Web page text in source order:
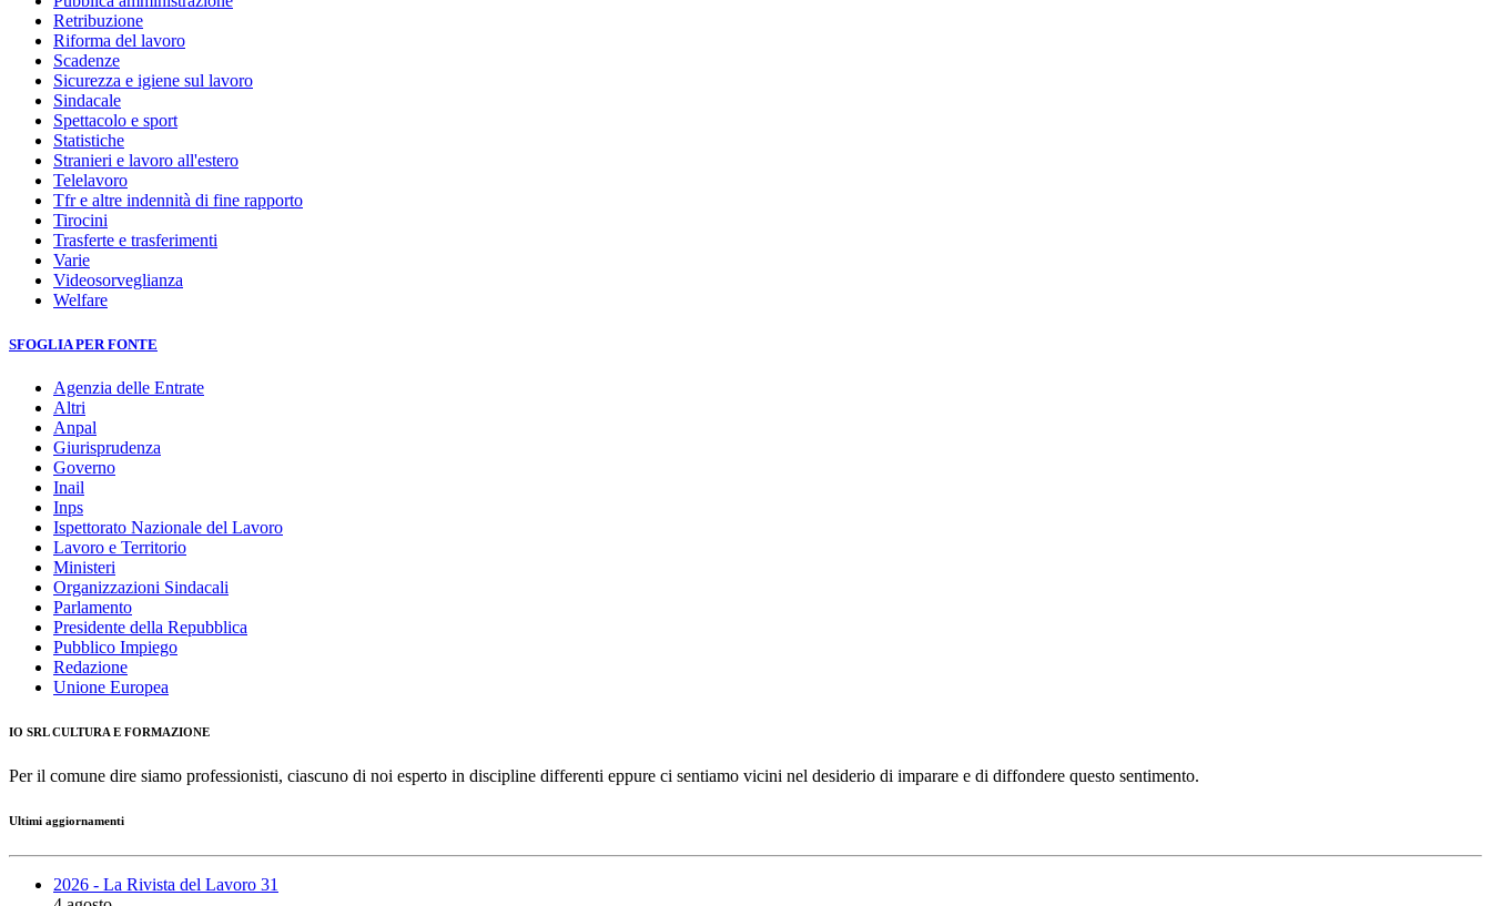
Retribuzione
Riforma del lavoro
Scadenze
Sicurezza e igiene sul lavoro
Sindacale
Spettacolo e sport
Statistiche
Stranieri e lavoro all'estero
Telelavoro
Tfr e altre indennità di fine rapporto
Tirocini
Trasferte e trasferimenti
Varie
Videosorveglianza
Welfare
SFOGLIA PER FONTE
Agenzia delle Entrate
Altri
Anpal
Giurisprudenza
Governo
Inail
Inps
Ispettorato Nazionale del Lavoro
Lavoro e Territorio
Ministeri
Organizzazioni Sindacali
Parlamento
Presidente della Repubblica
Pubblico Impiego
Redazione
Unione Europea
IO SRL CULTURA E FORMAZIONE
Per il comune dire siamo professionisti, ciascuno di noi esperto in discipline differenti eppure ci sentiamo vicini nel desiderio di imparare e di diffondere questo sentimento.
Ultimi aggiornamenti
2026 - La Rivista del Lavoro 31